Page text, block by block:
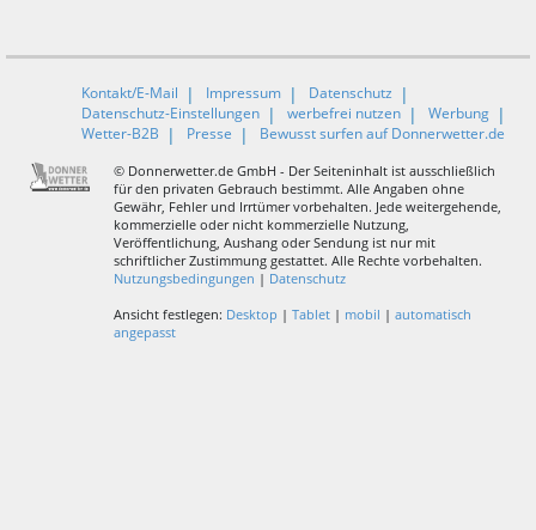
Kontakt/E-Mail Impressum
Datenschutz
Datenschutz-Einstellungen
werbefrei nutzen
Werbung
Wetter-B2B
Presse Bewusst surfen auf Donnerwetter.de
© Donnerwetter.de GmbH - Der Seiteninhalt ist ausschließlich
für den privaten Gebrauch bestimmt. Alle Angaben ohne
Gewähr, Fehler und Irrtümer vorbehalten. Jede weitergehende,
kommerzielle oder nicht kommerzielle Nutzung,
Veröffentlichung, Aushang oder Sendung ist nur mit
schriftlicher Zustimmung gestattet. Alle Rechte vorbehalten.
Nutzungsbedingungen | Datenschutz
Ansicht festlegen: Desktop | Tablet| mobil | automatisch
angepasst